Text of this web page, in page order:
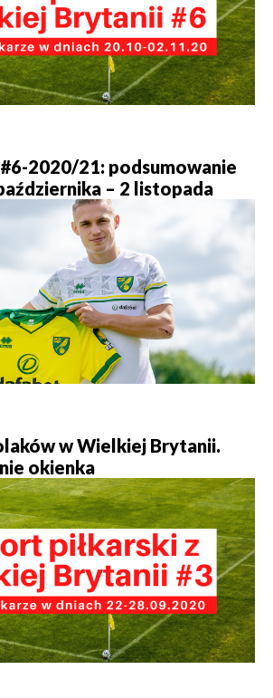
2020/21: podsumowanie
– 2 listopada
w Wielkiej Brytanii.
okienka